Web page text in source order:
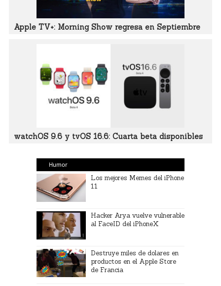
Apple TV+: Morning Show regresa en Septiembre
watchOS 9.6 y tvOS 16.6: Cuarta beta disponibles
Humor
Los mejores Memes del iPhone
11
Hacker Arya vuelve vulnerable
al FaceID del iPhoneX
Destruye miles de dolares en
productos en el Apple Store
de Francia